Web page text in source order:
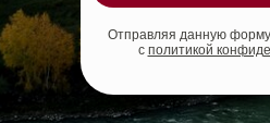
Отправляя данную
с политикой